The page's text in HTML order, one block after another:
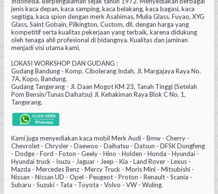
jenis kaca depan, kaca samping, kaca belakang, kaca bagasi, kaca
segitiga, kaca spion dengan merk Asahimas, Mulia Glass, Fuyao, XYG
Glass, Saint Gobain, Pilkington, Custom, dll. dengan harga yang
kompetitif serta kualitas pekerjaan yang terbaik, karena didukung
oleh tenaga ahli profesional di bidangnya. Kualitas dan jaminan
menjadi visi utama kami.
LOKASI WORKSHOP DAN GUDANG :
Gudang Bandung - Komp. Cibolerang Indah, Jl. Margajaya Raya No.
7A, Kopo, Bandung.
Gudang Tangerang - Jl. Daan Mogot KM 23, Tanah Tinggi (Setelah
Pom Bensin/Tunas Daihatsu) Jl. Kehakiman Raya Blok C No. 1,
Tangerang.
Kami juga menyediakan kaca mobil Merk Audi - Bmw - Cherry -
Chevrolet - Chrysler - Daewoo - Daihatsu - Datsun - DFSK Dongfeng
- Dodge - Ford - Foton - Geely - Hino - Holden - Honda - Hyundai -
Hyundai truck - Isuzu - Jaguar - Jeep - Kia - Land Rover - Lexus -
Mazda - Mercedes Benz - Mercy Truck - Moris Mini - Mitsubishi -
Nissan - Nissan UD - Opel - Peugeot - Proton - Renault - Scania -
Subaru - Suzuki - Tata - Toyota - Volvo - VW - Wuling.